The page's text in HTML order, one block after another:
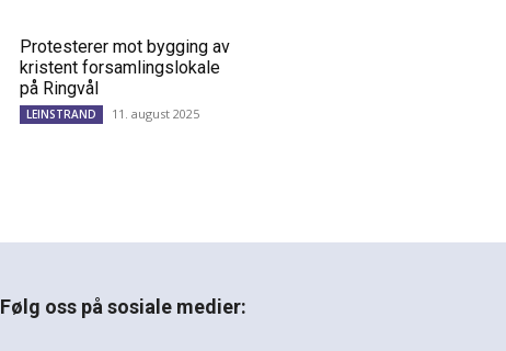
Protesterer mot bygging av
kristent forsamlingslokale
på Ringvål
LEINSTRAND 11. august 2025
Følg oss på sosiale medier: